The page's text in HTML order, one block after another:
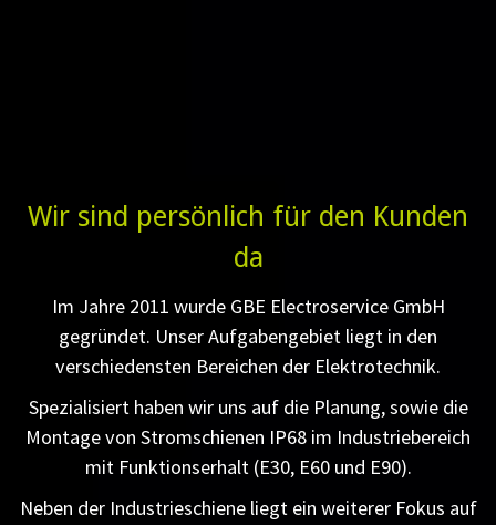
Wir sind persönlich für den Kunden
da
Im Jahre 2011 wurde GBE Electroservice GmbH
gegründet. Unser Aufgabengebiet liegt in den
verschiedensten Bereichen der Elektrotechnik.
Spezialisiert haben wir uns auf die Planung, sowie die
Montage von Stromschienen IP68 im Industriebereich
mit Funktionserhalt (E30, E60 und E90).
Neben der Industrieschiene liegt ein weiterer Fokus auf